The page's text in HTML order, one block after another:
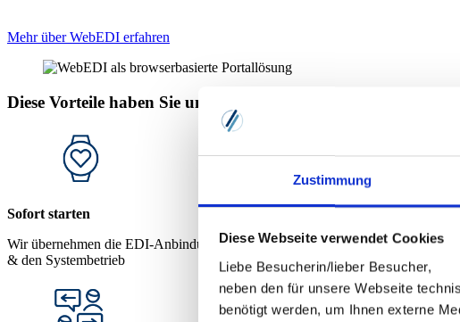
Zustimmung
Diese Webseite verwendet Cookies
Liebe Besucherin/lieber Besucher,
neben den für unsere Webseite
benötigt werden, um Ihnen externe
Mehr über WebEDI erfahren
Diese Vorteile haben Sie und Ihre Lieferanten durch unseren
Sofort starten
Wir übernehmen die EDI-Anbindung
& den Systembetrieb